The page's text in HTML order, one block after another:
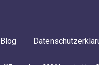
Blog